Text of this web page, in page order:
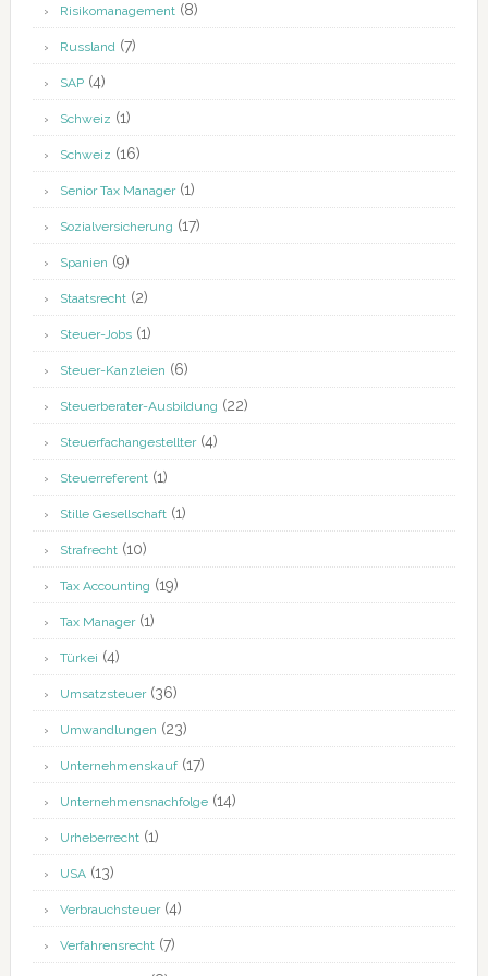
Risikomanagement(8)
Russland(7)
SAP(4)
Schweiz (1)
Schweiz (16)
Senior Tax Manager(1)
Sozialversicherung (17)
Spanien (9)
Staatsrecht(2)
Steuer-Jobs(1)
Steuer-Kanzleien (6)
Steuerberater-Ausbildung (22)
Steuerfachangestellter(4)
Steuerreferent(1)
Stille Gesellschaft(1)
Strafrecht(10)
Tax Accounting (19)
Tax Manager(1)
Türkei (4)
Umsatzsteuer(36)
Umwandlungen (23)
Unternehmenskauf(17)
Unternehmensnachfolge(14)
Urheberrecht(1)
USA(13)
Verbrauchsteuer(4)
Verfahrensrecht(7)